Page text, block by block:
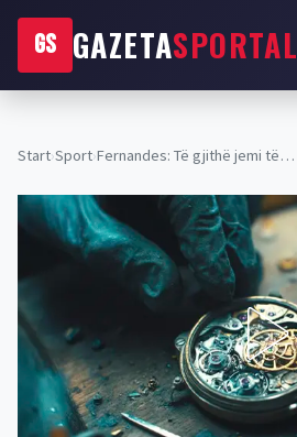
GS GAZETASPORTAL
Start›Sport›Fernandes: Të gjithë jemi të…